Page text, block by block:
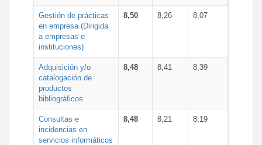
Gestión de prácticas
en empresa (Dirigida
a empresas e
instituciones)
8,50 8,26 8,07
Adquisición y/o
catalogación de
productos
bibliográficos
8,48 8,41 8,39
Consultas e
incidencias en
servicios informáticos
8,48 8,21 8,19